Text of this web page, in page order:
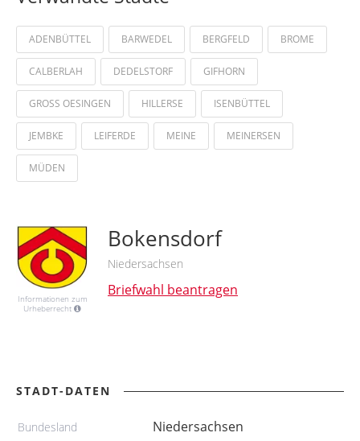
ADENBÜTTEL BARWEDEL BERGFELD BROME
CALBERLAH DEDELSTORF GIFHORN
GROSS OESINGEN HILLERSE ISENBÜTTEL
JEMBKE LEIFERDE MEINE MEINERSEN
MÜDEN
Informationen zum
Urheberrecht
Bokensdorf
Niedersachsen
Briefwahl beantragen
STADT-DATEN
Bundesland Niedersachsen